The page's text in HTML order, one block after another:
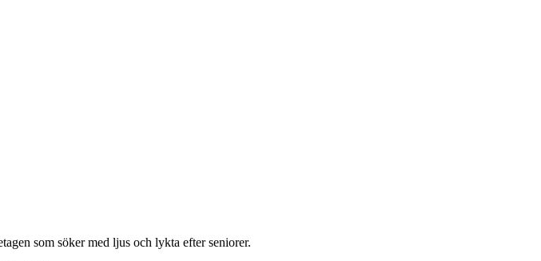
som söker med ljus och lykta efter seniorer.